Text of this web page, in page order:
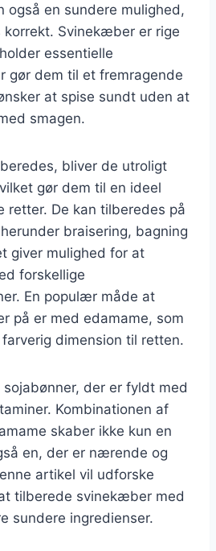
også en sundere mulighed,
Svinekæber er rige
essentielle
gør dem til et fremragende
at spise sundt uden at
smagen.
bliver de utroligt
gør dem til en ideel
retter. De kan tilberedes på
braisering, bagning
giver mulighed for at
forskellige
En populær måde at
på er med edamame, som
dimension til retten.
sojabønner, der er fyldt med
Kombinationen af
skaber ikke kun en
en, der er nærende og
artikel vil udforske
tilberede svinekæber med
sundere ingredienser.